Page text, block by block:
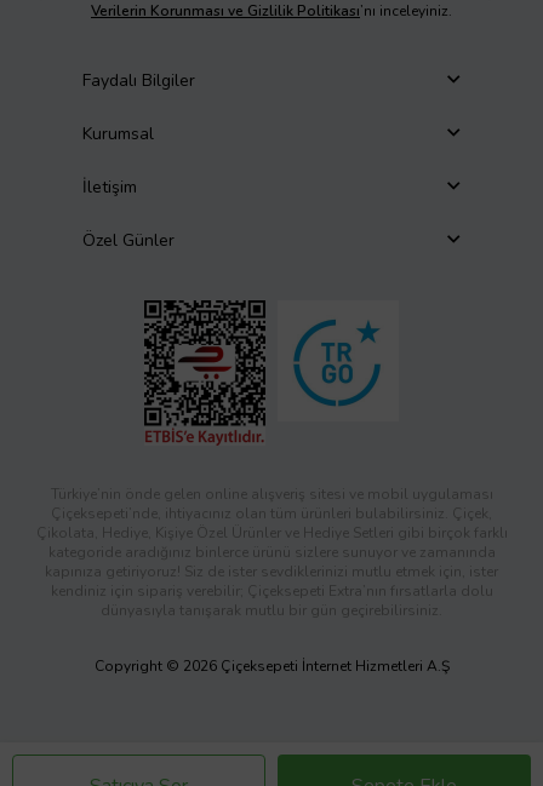
Verilerin Korunması ve Gizlilik Politikası’nı inceleyiniz.
Faydalı Bilgiler
Kurumsal
İletişim
Özel Günler
Türkiye’nin önde gelen online alışveriş sitesi ve mobil uygulaması
Çiçeksepeti’nde, ihtiyacınız olan tüm ürünleri bulabilirsiniz. Çiçek,
Çikolata, Hediye, Kişiye Özel Ürünler ve Hediye Setleri gibi birçok farklı
kategoride aradığınız binlerce ürünü sizlere sunuyor ve zamanında
kapınıza getiriyoruz! Siz de ister sevdiklerinizi mutlu etmek için, ister
kendiniz için sipariş verebilir; Çiçeksepeti Extra’nın fırsatlarla dolu
dünyasıyla tanışarak mutlu bir gün geçirebilirsiniz.
Copyright © 2026 Çiçeksepeti İnternet Hizmetleri A.Ş